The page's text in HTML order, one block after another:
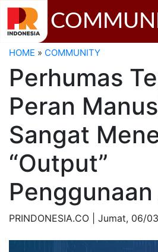
HOME » COMMUNITY
Perhumas
Peran
Sangat
“Output”
Penggunaan
PRINDONESIA.CO | Jumat, 06/